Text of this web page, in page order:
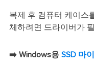
복제 후 컴퓨터 케이스
체하려면 드라이버가
➡️ Windows용 SSD 마